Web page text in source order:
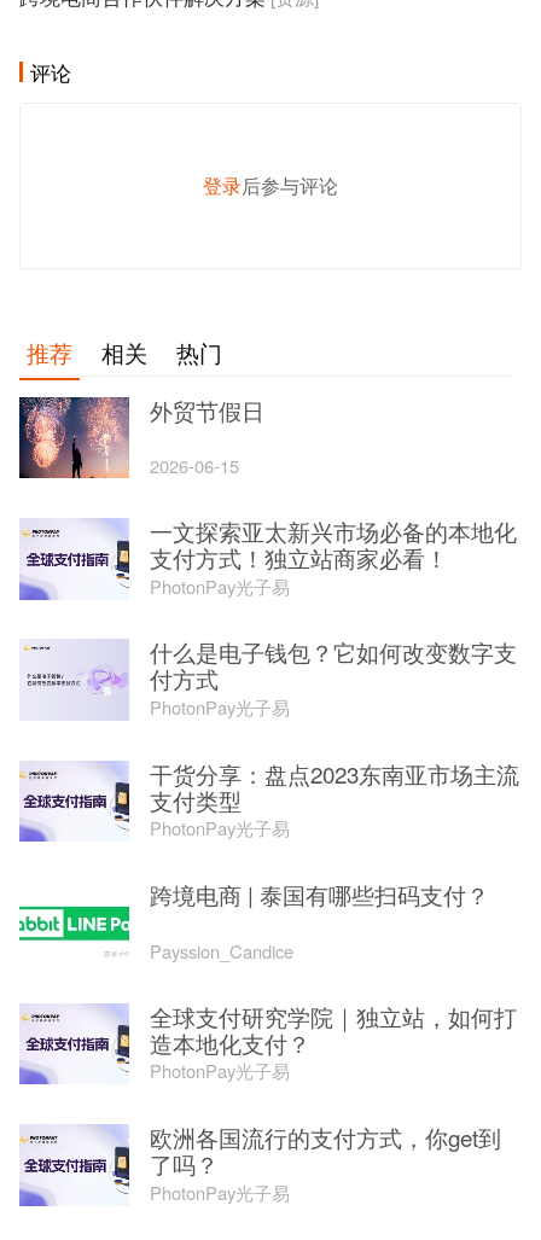
评论
登录后参与评论
推荐 相关
热门
外贸节假日
2026-06-15
一文探索亚太新兴市场必备的本地化
支付方式！独立站商家必看！
PhotonPay光子易
什么是电子钱包？它如何改变数字支
付方式
PhotonPay光子易
干货分享：盘点2023东南亚市场主流
支付类型
PhotonPay光子易
跨境电商 | 泰国有哪些扫码支付？
Payssion_Candice
全球支付研究学院｜独立站，如何打
造本地化支付？
PhotonPay光子易
欧洲各国流行的支付方式，你get到
了吗？
PhotonPay光子易